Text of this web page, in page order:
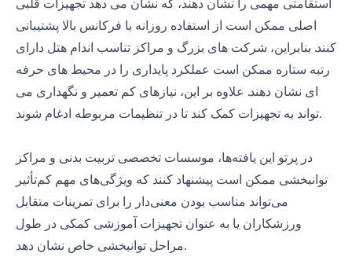
استقامتی مهمی را نشان دهند، که نشان می دهد تجهیزات قلبی
اصلی ممکن است از استفاده روزانه با فرکانس بالا پشتیبانی
کنند. بنابراین، شرکت های بزرگ و مراکز تناسب اندام هتل دارای
رتبه ستاره ممکن است عملکرد پایداری را در محیط های حرفه
ای نشان دهند. علاوه بر این، نیازهای کم تعمیر و نگهداری می
تواند به تجهیزات کمک کند تا در تنظیمات مربوطه ادغام شوند.
در پرتو این یافته‌ها، موسسات تخصصی تربیت بدنی و مراکز
توانبخشی ممکن است پیشنهاد کنند که ویژگی‌های مهم کم‌تأثیر
می‌تواند مناسب بودن معنی‌دار را برای تمرینات متقابل
ورزشکاران یا به عنوان تجهیزات آموزشی کمکی در طول
مراحل توانبخشی خاص نشان دهد.